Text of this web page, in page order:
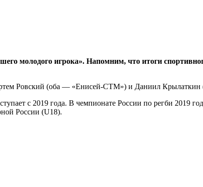
молодого игрока». Напомним, что итоги
Ровский (оба — «Енисей-СТМ») и Даниил
с 2019 года. В чемпионате России по регби 2019
России (U18).